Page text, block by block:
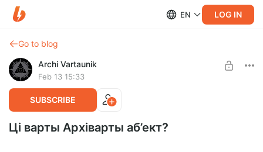
EN LOG IN
Go to blog
Archi Vartaunik
Feb 13 15:33
SUBSCRIBE
Ці варты Архіварты аб’ект?